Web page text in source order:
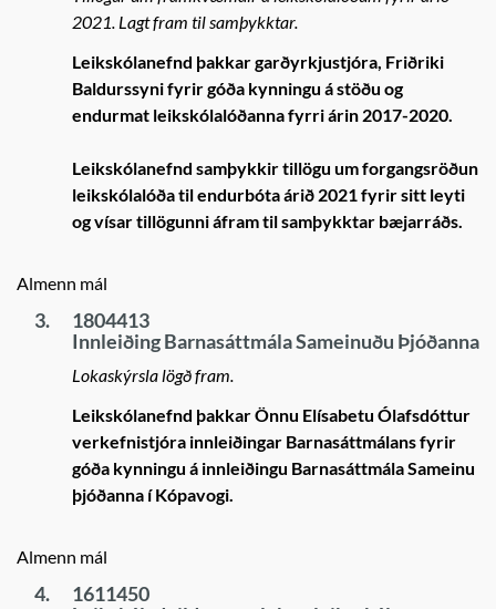
2021. Lagt fram til samþykktar.
Leikskólanefnd þakkar garðyrkjustjóra, Friðriki
Baldurssyni fyrir góða kynningu á stöðu og
endurmat leikskólalóðanna fyrri árin 2017-2020.
Leikskólanefnd samþykkir tillögu um forgangsröðun
leikskólalóða til endurbóta árið 2021 fyrir sitt leyti
og vísar tillögunni áfram til samþykktar bæjarráðs.
Almenn mál
3.
1804413
Innleiðing Barnasáttmála Sameinuðu Þjóðanna
Lokaskýrsla lögð fram.
Leikskólanefnd þakkar Önnu Elísabetu Ólafsdóttur
verkefnistjóra innleiðingar Barnasáttmálans fyrir
góða kynningu á innleiðingu Barnasáttmála Sameinu
þjóðanna í Kópavogi.
Almenn mál
4.
1611450